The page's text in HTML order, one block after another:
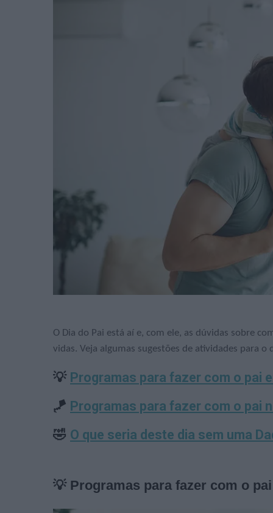
O Dia do Pai está aí e, com ele, as dúvidas sobre
vidas. Veja algumas sugestões de atividades para
💡 Programas para fazer com o pai
🪁 Programas para fazer com o pai
🤣 O que seria deste dia sem uma
💡 Programas para fazer com o